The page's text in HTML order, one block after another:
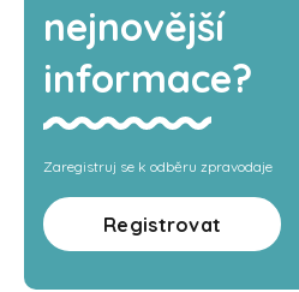
nejnovější
informace?
Zaregistruj se k odběru zpravodaje
Registrovat